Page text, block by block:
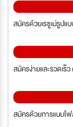
สมัครด้วยเรซูเม่รูปแ
สมัครง่ายและรวดเ
สมัครด้วยการแนบไฟ